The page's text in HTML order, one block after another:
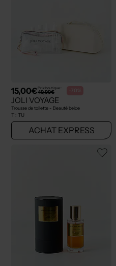
15,00€Prix boutique :
49,99€ -70%
JOLI VOYAGE
Trousse de toilette - Beauté beige
T : TU
ACHAT EXPRESS